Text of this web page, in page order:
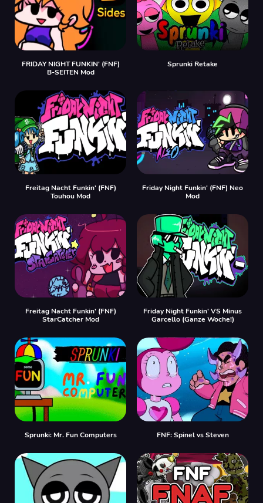
FRIDAY NIGHT FUNKIN' (FNF)
B-SEITEN Mod
Sprunki Retake
Freitag Nacht Funkin' (FNF)
Touhou Mod
Friday Night Funkin' (FNF) Neo
Mod
Freitag Nacht Funkin' (FNF)
StarCatcher Mod
Friday Night Funkin' VS Minus
Garcello (Ganze Woche!)
Sprunki: Mr. Fun Computers FNF: Spinel vs Steven